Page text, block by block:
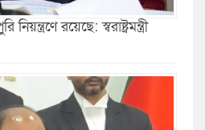
রয়েছে: স্বরাষ্ট্রমন্ত্রী